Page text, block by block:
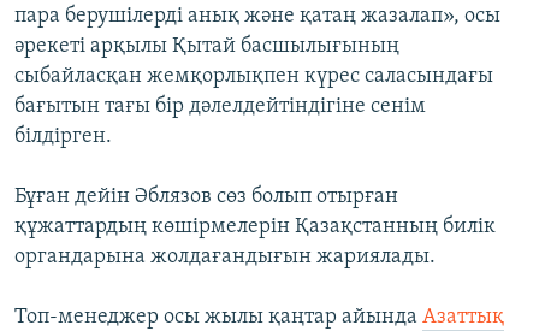
пара берушілерді анық және қатаң жазалап», осы
әрекеті арқылы Қытай басшылығының
сыбайласқан жемқорлықпен күрес саласындағы
бағытын тағы бір дәлелдейтіндігіне сенім
білдірген.
Бұған дейін Әблязов сөз болып отырған
құжаттардың көшірмелерін Қазақстанның билік
органдарына жолдағандығын жариялады.
Топ-менеджер осы жылы қаңтар айында Азаттық